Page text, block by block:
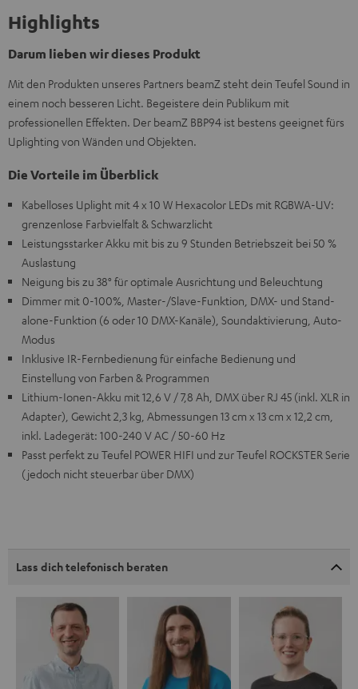
Highlights
Darum lieben wir dieses Produkt
Mit den Produkten unseres Partners beamZ steht dein Teufel Sound in
einem noch besseren Licht. Begeistere dein Publikum mit
professionellen Effekten. Der beamZ BBP94 ist bestens geeignet fürs
Uplighting von Wänden und Objekten.
Die Vorteile im Überblick
Kabelloses Uplight mit 4 x 10 W Hexacolor LEDs mit RGBWA-UV:
grenzenlose Farbvielfalt & Schwarzlicht
Leistungsstarker Akku mit bis zu 9 Stunden Betriebszeit bei 50 %
Auslastung
Neigung bis zu 38° für optimale Ausrichtung und Beleuchtung
Dimmer mit 0-100%, Master-/Slave-Funktion, DMX- und Stand-
alone-Funktion (6 oder 10 DMX-Kanäle), Soundaktivierung, Auto-
Modus
Inklusive IR-Fernbedienung für einfache Bedienung und
Einstellung von Farben & Programmen
Lithium-Ionen-Akku mit 12,6 V / 7,8 Ah, DMX über RJ 45 (inkl. XLR in
Adapter), Gewicht 2,3 kg, Abmessungen 13 cm x 13 cm x 12,2 cm,
inkl. Ladegerät: 100-240 V AC / 50-60 Hz
Passt perfekt zu Teufel POWER HIFI und zur Teufel ROCKSTER Serie
(jedoch nicht steuerbar über DMX)
Lass dich telefonisch beraten